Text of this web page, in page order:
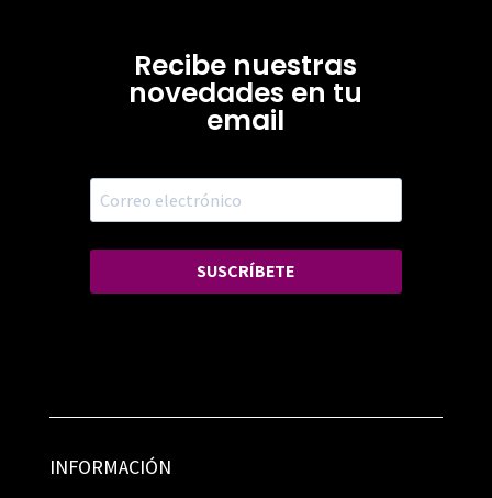
Recibe nuestras
novedades en tu
email
SUSCRÍBETE
INFORMACIÓN